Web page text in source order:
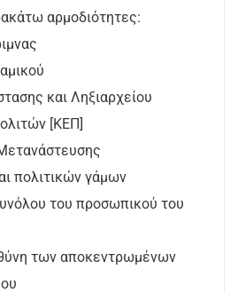
αρμοδιότητες:
και Ληξιαρχείου
[ΚΕΠ]
πολιτικών γάμων
του προσωπικού του
των αποκεντρωμένων